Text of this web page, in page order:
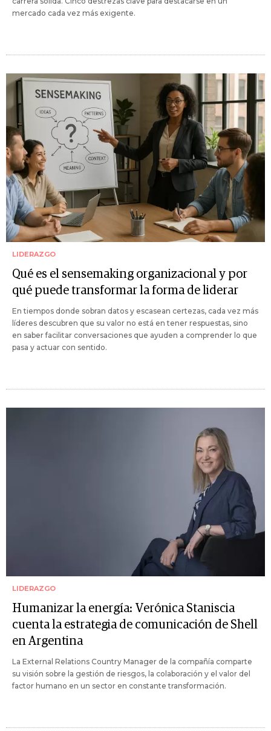
mercado cada vez más exigente.
LIDERAZGO
Qué es el sensemaking organizacional y por
qué puede transformar la forma de liderar
En tiempos donde sobran datos y escasean certezas, cada vez más
líderes descubren que su valor no está en tener respuestas, sino
en saber facilitar conversaciones que ayuden a comprender lo que
pasa y actuar con sentido.
LIDERAZGO
Humanizar la energía: Verónica Staniscia
cuenta la estrategia de comunicación de Shell
en Argentina
La External Relations Country Manager de la compañía comparte
su visión sobre la gestión de riesgos, la colaboración y el valor del
factor humano en un sector en constante transformación.